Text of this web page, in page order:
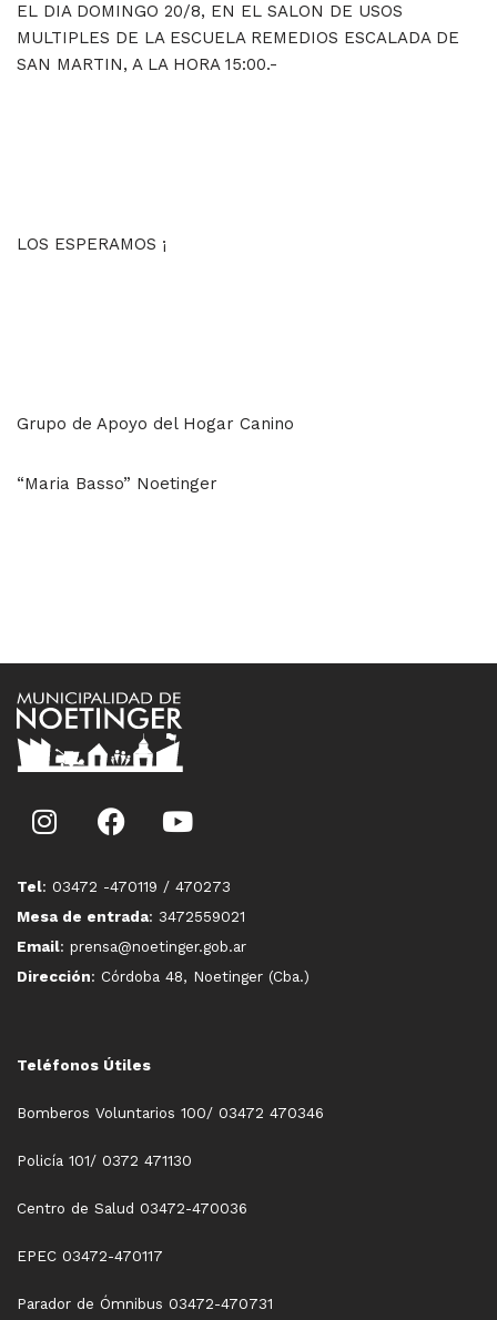
EL DIA DOMINGO 20/8, EN EL SALON DE USOS
MULTIPLES DE LA ESCUELA REMEDIOS ESCALADA DE
SAN MARTIN, A LA HORA 15:00.-
LOS ESPERAMOS ¡
Grupo de Apoyo del Hogar Canino
“Maria Basso” Noetinger
Tel: 03472 -470119 / 470273
Mesa de entrada: 3472559021
Email: prensa@noetinger.gob.ar
Dirección: Córdoba 48, Noetinger (Cba.)
Teléfonos Útiles
Bomberos Voluntarios 100/ 03472 470346
Policía 101/ 0372 471130
Centro de Salud 03472-470036
EPEC 03472-470117
Parador de Ómnibus 03472-470731